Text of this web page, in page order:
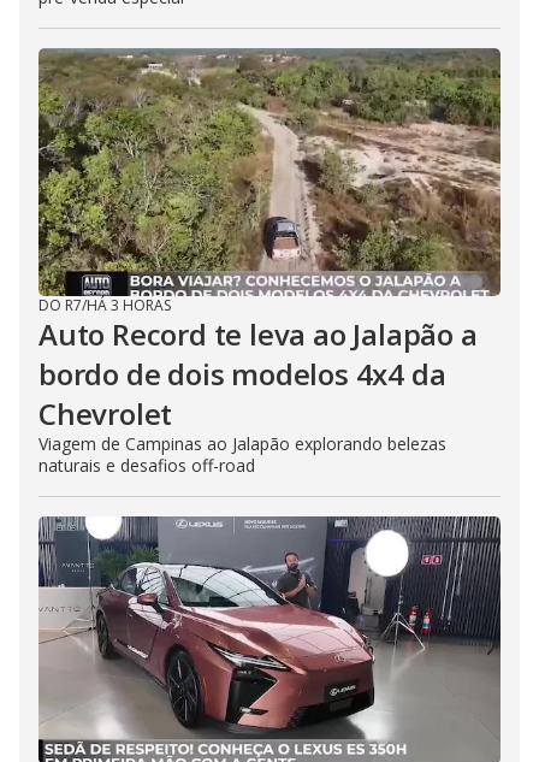
DO R7/HÁ 3 HORAS
Auto Record te leva ao Jalapão a
bordo de dois modelos 4x4 da
Chevrolet
Viagem de Campinas ao Jalapão explorando belezas
naturais e desafios off-road